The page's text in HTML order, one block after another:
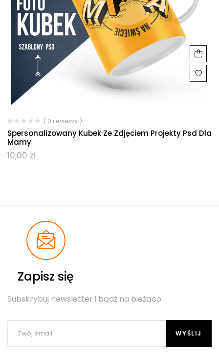
( 0 reviews )
Spersonalizowany Kubek Ze Zdjęciem Projekty Psd Dla
Mamy
10,00 zł
Zapisz się
Subskrybuj newsletter i bądź na bieżąco